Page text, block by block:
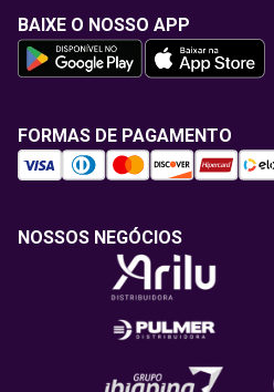
BAIXE O NOSSO APP
FORMAS DE PAGAMENTO
NOSSOS NEGÓCIOS